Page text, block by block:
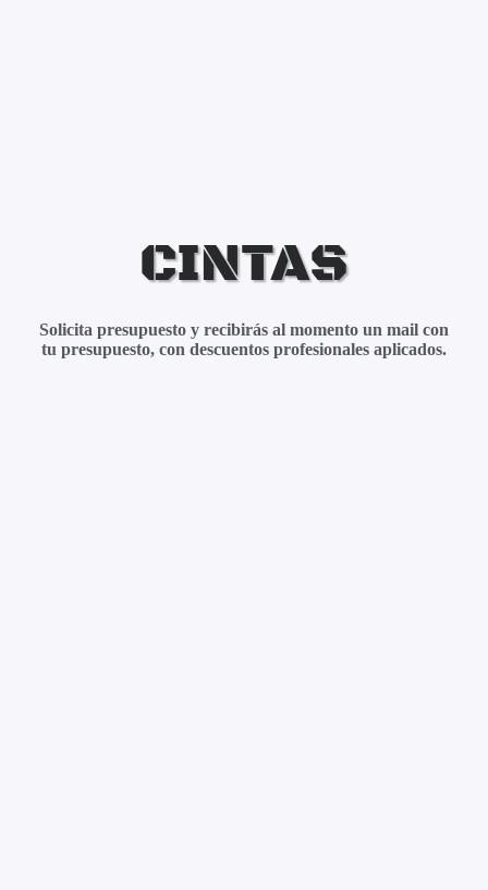
CINTAS
Solicita presupuesto y recibirás al momento un mail con
tu presupuesto, con descuentos profesionales aplicados.